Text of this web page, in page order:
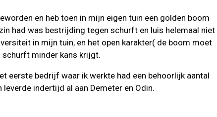
en heb toen in mijn eigen tuin een golden boom
had was bestrijding tegen schurft en luis helemaal niet
in mijn tuin, en het open karakter( de boom moet
minder kans krijgt.
eerste bedrijf waar ik werkte had een behoorlijk aantal
indertijd al aan Demeter en Odin.